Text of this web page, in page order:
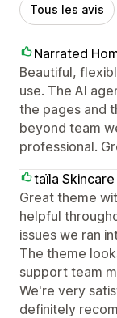
Tous les avis
Narrated
Beautiful,
use. The AI
the pages and
beyond team
professional.
taїla Skincare
Great theme
helpful
issues we ran
The theme
support team
We're very
definitely